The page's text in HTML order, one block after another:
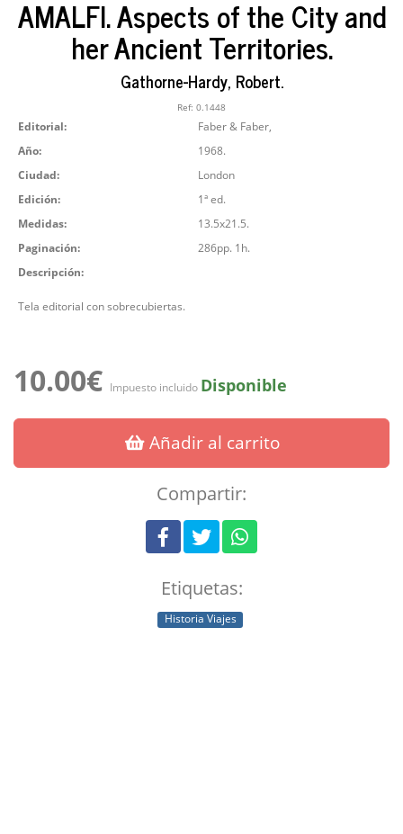
AMALFI. Aspects of the City and
her Ancient Territories.
Gathorne-Hardy, Robert.
Ref: 0.1448
Editorial:
Faber & Faber,
Año:
1968.
Ciudad:
London
Edición:
1ª ed.
Medidas:
13.5x21.5.
Paginación:
286pp. 1h.
Descripción:
Tela editorial con sobrecubiertas.
10.00€ Impuesto incluido Disponible
Añadir al carrito
Compartir:
Etiquetas:
Historia Viajes